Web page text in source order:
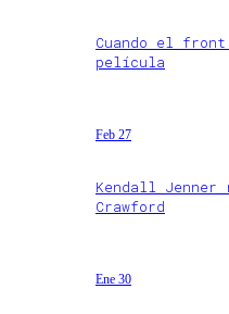
Cuando el front
película
Feb 27
Kendall
Crawford
Ene 30